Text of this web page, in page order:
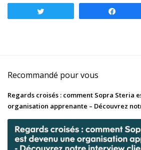
Recommandé pour vous
Regards croisés : comment Sopra Steria
organisation apprenante – Découvrez